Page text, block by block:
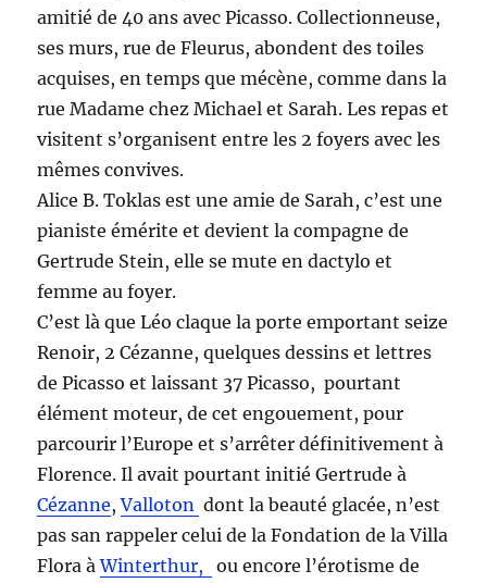
amitié de 40 ans avec Picasso. Collectionneuse,
ses murs, rue de Fleurus, abondent des toiles
acquises, en temps que mécène, comme dans la
rue Madame chez Michael et Sarah. Les repas et
visitent s’organisent entre les 2 foyers avec les
mêmes convives.
Alice B. Toklas est une amie de Sarah, c’est une
pianiste émérite et devient la compagne de
Gertrude Stein, elle se mute en dactylo et
femme au foyer.
C’est là que Léo claque la porte emportant seize
Renoir, 2 Cézanne, quelques dessins et lettres
de Picasso et laissant 37 Picasso, pourtant
élément moteur, de cet engouement, pour
parcourir l’Europe et s’arrêter définitivement à
Florence. Il avait pourtant initié Gertrude à
Cézanne,Valloton dont la beauté glacée, n’est
pas san rappeler celui de la Fondation de la Villa
Flora àWinterthur,
ou encore l’érotisme de